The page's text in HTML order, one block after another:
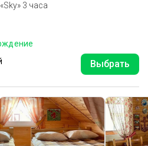
3 часа
Выбрать